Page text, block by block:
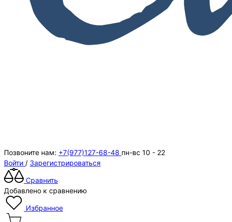
Позвоните нам: +7(977)127-68-48 пн-вс 10 - 22
Войти / Зарегистрироваться
Сравнить
Добавлено к сравнению
Избранное